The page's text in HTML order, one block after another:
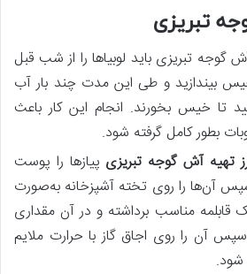
تبریزی
گوجه تبریزی باید لوبیاها را از شب قبل
بیندازید و طی این مدت چند بار آب
تا خیس بخورند. انجام این کار باعث
بطور کامل گرفته شود.
تهیه آش گوجه تبریزی پیازها را پوست
آن‌ها را روی تخته آشپزخانه به‌صورت
قابلمه مناسب برداشته و در آن مقداری
آن را روی اجاق گاز با حرارت ملایم
شود.